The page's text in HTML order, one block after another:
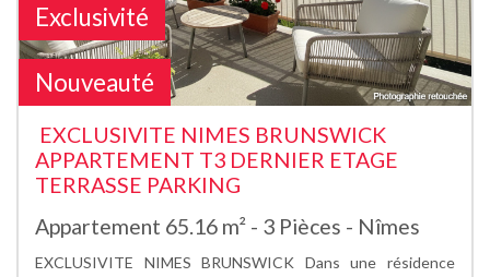
Exclusivité
Nouveauté
EXCLUSIVITE NIMES BRUNSWICK
APPARTEMENT T3 DERNIER ETAGE
TERRASSE PARKING
Appartement 65.16 m² - 3 Pièces - Nîmes
EXCLUSIVITE NIMES BRUNSWICK Dans une résidence